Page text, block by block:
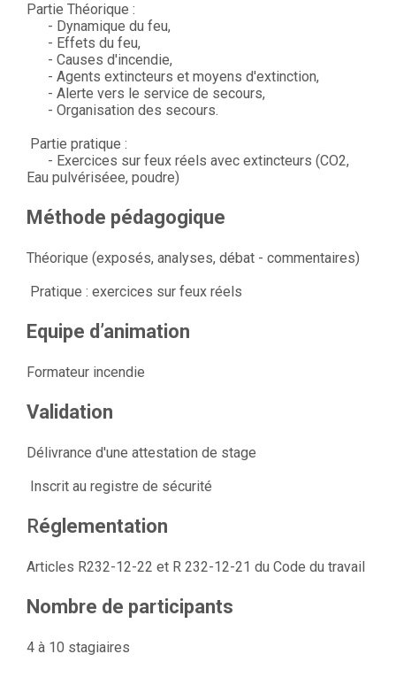
Partie Théorique :
- Dynamique du feu,
- Effets du feu,
- Causes d'incendie,
- Agents extincteurs et moyens d'extinction,
- Alerte vers le service de secours,
- Organisation des secours.
Partie pratique :
- Exercices sur feux réels avec extincteurs (CO2,
Eau pulvériséee, poudre)
Méthode pédagogique
Théorique (exposés, analyses, débat - commentaires)
Pratique : exercices sur feux réels
Equipe d’animation
Formateur incendie
Validation
Délivrance d'une attestation de stage
Inscrit au registre de sécurité
Réglementation
Articles R232-12-22 et R 232-12-21 du Code du travail
Nombre de participants
4 à 10 stagiaires